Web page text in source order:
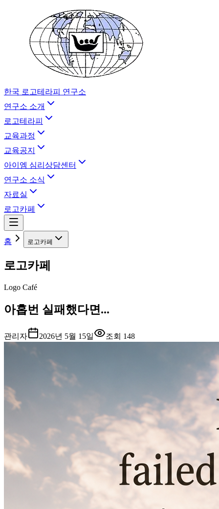
한국 로고테라피 연구소
연구소 소개
로고테라피
교육과정
교육공지
아이엠 심리상담센터
연구소 소식
자료실
로고카페
홈 로고카페
로고카페
Logo Café
아홉번 실패했다면...
관리자 2026년 5월 15일 조회 148